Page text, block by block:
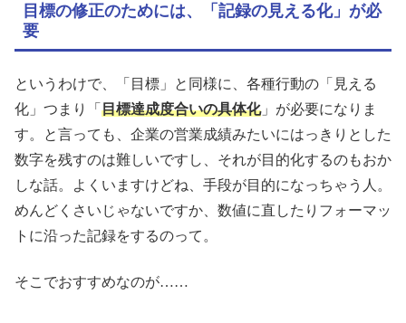
目標の修正のためには、「記録の見える化」が必
要
というわけで、「目標」と同様に、各種行動の「見える
化」つまり「 目標達成度合いの具体化」が必要になりま
す。と言っても、企業の営業成績みたいにはっきりとした
数字を残すのは難しいですし、それが目的化するのもおか
しな話。よくいますけどね、手段が目的になっちゃう人。
めんどくさいじゃないですか、数値に直したりフォーマッ
トに沿った記録をするのって。
そこでおすすめなのが……